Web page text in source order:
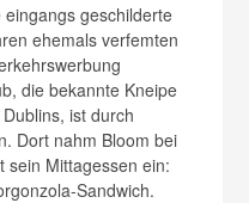
geschilderte
ehemals verfemten
die bekannte Kneipe
ist durch
Dort nahm Bloom bei
sein Mittagessen ein:
Sandwich.